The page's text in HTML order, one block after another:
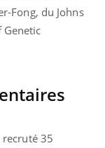
Fong, du Johns
35